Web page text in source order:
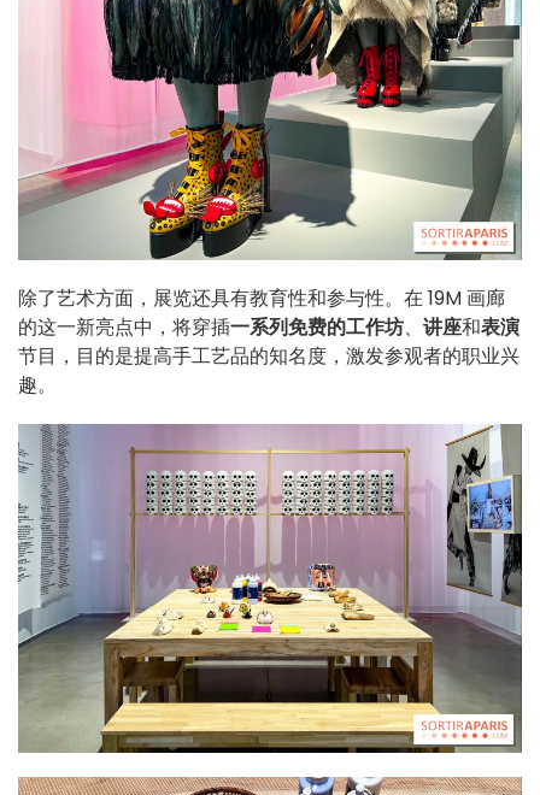
除了艺术方面，展览还具有教育性和参与性。在 19M 画廊
的这一新亮点中，将穿插一系列免费的工作坊、 讲座和表演
节目，目的是提高手工艺品的知名度，激发参观者的职业兴
趣。